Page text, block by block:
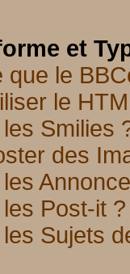
et
que le
le
Smilies
des
Post-it ?
Sujets